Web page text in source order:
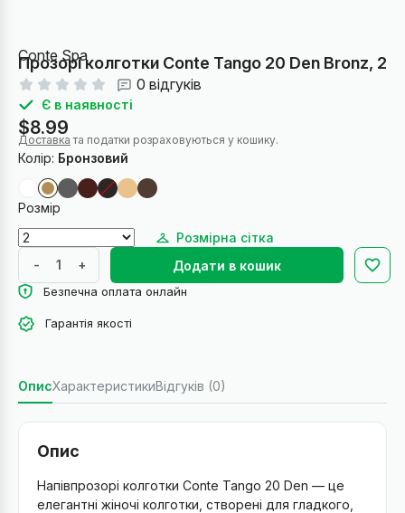
Conte Spa
Прозорі колготки Conte Tango 20 Den Bronz, 2
0 відгуків
Є в наявності
$8.99
Доставка та податки розраховуються у кошику.
Колір: Бронзовий
Розмір
Розмірна сітка
-
+ Додати в кошик
Безпечна оплата онлайн
Гарантія якості
ОписХарактеристикиВідгуків (0)
Опис
Напівпрозорі колготки Conte Tango 20 Den — це
елегантні жіночі колготки, створені для гладкого,